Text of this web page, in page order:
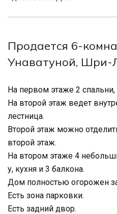
Продается 6-
Унаватуной, Шри-
На первом этаже 2 спальни,
На второй этаж ведет
лестница.
Второй этаж можно
второй этаж.
На втором этаже 4
у, кухня и 3 балкона.
Дом полностью огорожен
Есть зона парковки.
Есть задний двор.